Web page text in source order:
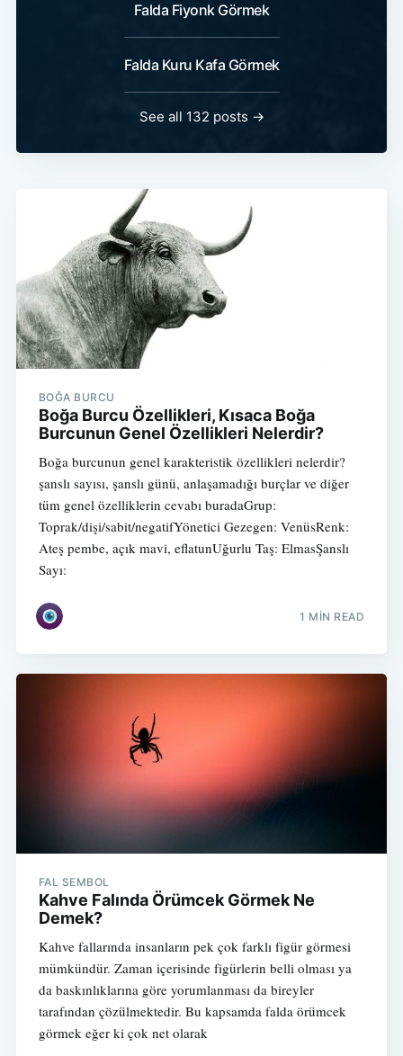
Falda Fiyonk Görmek
Falda Kuru Kafa Görmek
See all 132 posts →
BOĞA BURCU
Boğa Burcu Özellikleri, Kısaca Boğa
Burcunun Genel Özellikleri Nelerdir?
Boğa burcunun genel karakteristik özellikleri nelerdir?
şanslı sayısı, şanslı günü, anlaşamadığı burçlar ve diğer
tüm genel özelliklerin cevabı buradaGrup:
Toprak/dişi/sabit/negatifYönetici Gezegen: VenüsRenk:
Ateş pembe, açık mavi, eflatunUğurlu Taş: ElmasŞanslı
Sayı:
1 MIN READ
FAL SEMBOL
Kahve Falında Örümcek Görmek Ne
Demek?
Kahve fallarında insanların pek çok farklı figür görmesi
mümkündür. Zaman içerisinde figürlerin belli olması ya
da baskınlıklarına göre yorumlanması da bireyler
tarafından çözülmektedir. Bu kapsamda falda örümcek
görmek eğer ki çok net olarak